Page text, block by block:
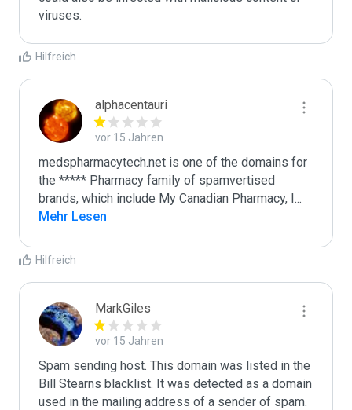
viruses.
Hilfreich
alphacentauri
vor 15 Jahren
medspharmacytech.net is one of the domains for
the ***** Pharmacy family of spamvertised
brands, which include My Canadian Pharmacy, I...
Mehr Lesen
Hilfreich
MarkGiles
vor 15 Jahren
Spam sending host. This domain was listed in the
Bill Stearns blacklist. It was detected as a domain
used in the mailing address of a sender of spam.